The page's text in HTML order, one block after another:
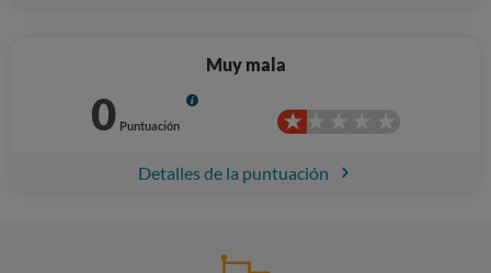
Muy mala
0 Puntuación
Info
Detalles de la puntuación